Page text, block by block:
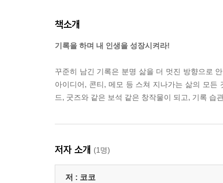
책소개
기록을 하며 내 인생을 성장시켜라!
꾸준히 남긴 기록은 분명 삶을 더 멋진 방향으로
아이디어, 콘티, 메모 등 스쳐 지나가는 삶의 모
드, 굿즈와 같은 보석 같은 창작물이 되고, 기록 습
저자 소개 (1명)
저 : 코코